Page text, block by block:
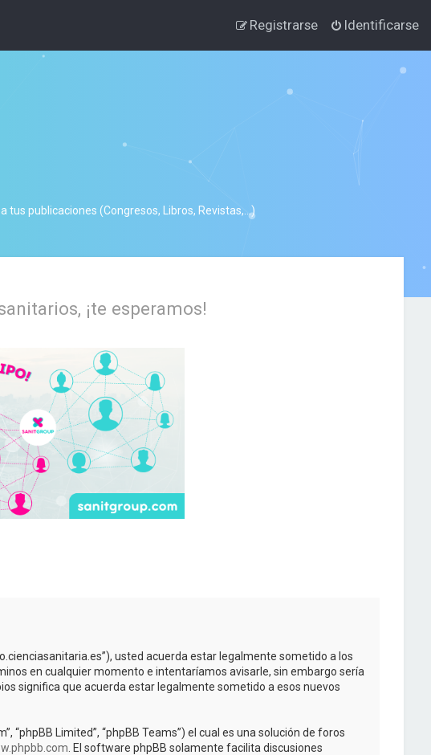
Identificarse
Registrarse
publicaciones (Congresos, Libros, Revistas,...)
¡te esperamos!
usted acuerda estar legalmente sometido a los
en cualquier momento e intentaríamos avisarle, sin embargo sería
significa que acuerda estar legalmente sometido a esos nuevos
“phpBB Limited”, “phpBB Teams”) el cual es una solución de foros
. El software phpBB solamente facilita discusiones